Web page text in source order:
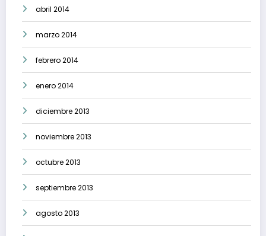
abril 2014
marzo 2014
febrero 2014
enero 2014
diciembre 2013
noviembre 2013
octubre 2013
septiembre 2013
agosto 2013